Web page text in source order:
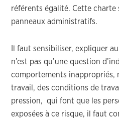
référents égalité. Cette charte
panneaux administratifs.
Il faut sensibiliser, expliquer
n’est pas qu’une question
comportements inappropriés,
travail, des conditions de
pression, qui font que les
exposées à ce risque, il faut